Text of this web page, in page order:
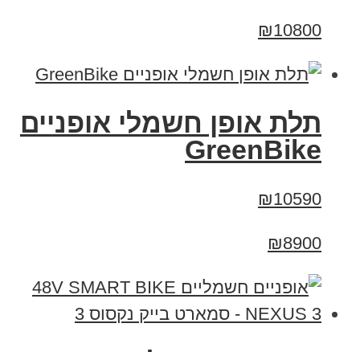
₪10800
תלת אופן חשמלי אופניים
GreenBike
₪10590
₪8900